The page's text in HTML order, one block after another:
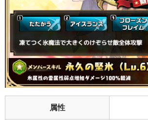
属性